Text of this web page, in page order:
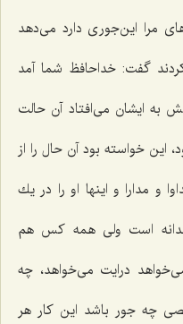
مرا این‌جوری دارد می‌دهد
گفت: خداحافظ شما آمد
به ایشان می‌افتاد آن حالت
خواسته بود آن حال را از
و مدارا و اینها او را در یك
است ولی همه كس هم
درایت می‌خواهد، چه
چه جور باشد این كار هر